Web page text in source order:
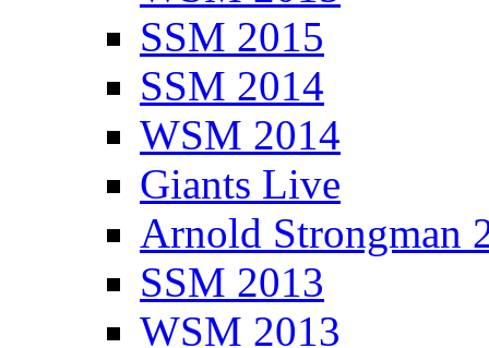
SSM 2015
SSM 2014
WSM 2014
Giants Live
Arnold Strongman
SSM 2013
WSM 2013